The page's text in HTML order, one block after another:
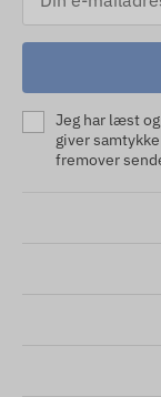
Jeg har læst
giver
fremover